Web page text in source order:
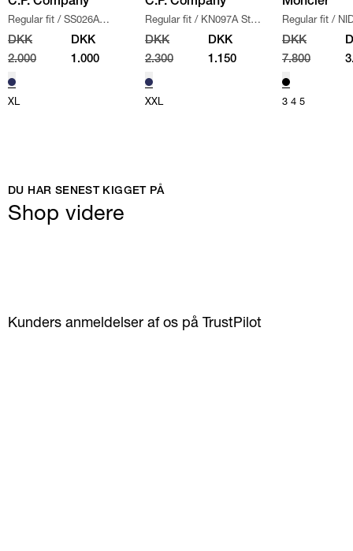
Regular fit / SS026A
005086W SWEATSHIRT
DKK
2.000
DKK
1.000
XL
Regular fit / KN097A Strik
/ NAVY
DKK
2.300
DKK
1.150
XXL
Regular fit /
JAKKE
SORT
DKK
7.800
3 4 5
DU HAR SENEST KIGGET PÅ
Shop videre
Kunders anmeldelser af os på TrustPilot